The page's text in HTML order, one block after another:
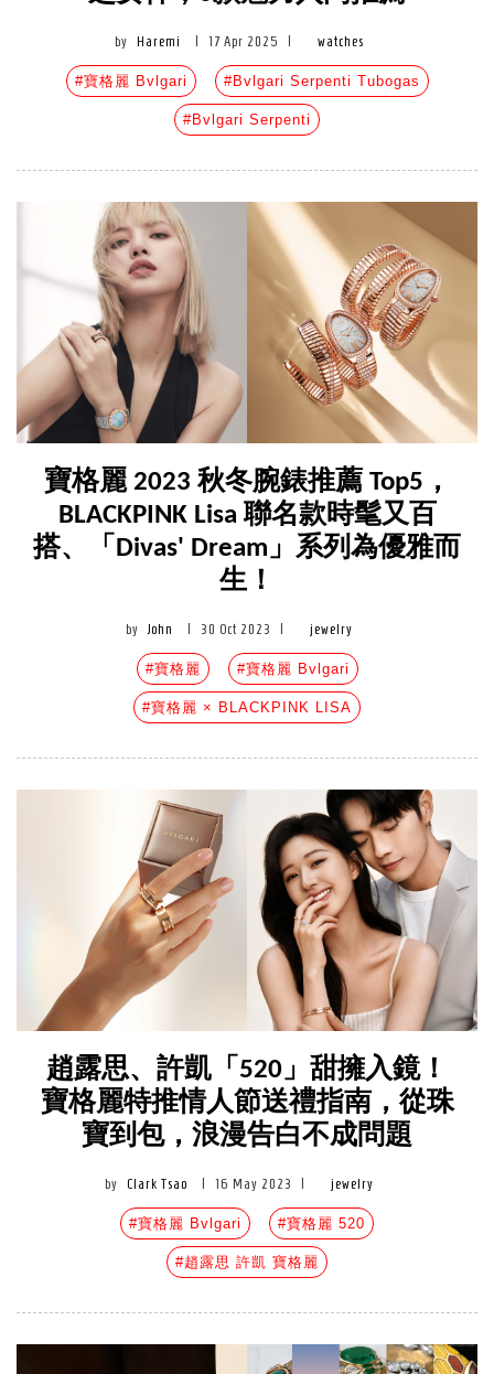
by Haremi 17 Apr 2025 watches
#寶格麗 Bvlgari #Bvlgari Serpenti Tubogas
#Bvlgari Serpenti
寶格麗 2023 秋冬腕錶推薦 Top5，
BLACKPINK Lisa 聯名款時髦又百
搭、「Divas' Dream」系列為優雅而
生！
by John 30 Oct 2023 jewelry
#寶格麗 #寶格麗 Bvlgari
#寶格麗 × BLACKPINK LISA
趙露思、許凱「520」甜擁入鏡！
寶格麗特推情人節送禮指南，從珠
寶到包，浪漫告白不成問題
by Clark Tsao 16 May 2023 jewelry
#寶格麗 Bvlgari #寶格麗 520
#趙露思 許凱 寶格麗